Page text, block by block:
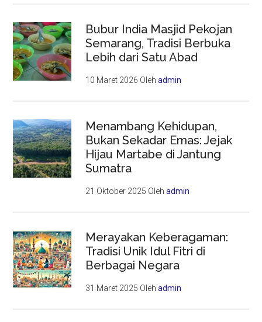
Bubur India Masjid Pekojan
Semarang, Tradisi Berbuka
Lebih dari Satu Abad
10 Maret 2026 Olehadmin
Menambang Kehidupan,
Bukan Sekadar Emas: Jejak
Hijau Martabe di Jantung
Sumatra
21 Oktober 2025 Olehadmin
Merayakan Keberagaman:
Tradisi Unik Idul Fitri di
Berbagai Negara
31 Maret 2025 Olehadmin